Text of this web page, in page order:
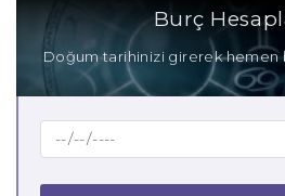
Burç
Doğum tarihinizi girerek hemen